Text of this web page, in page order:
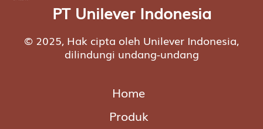
PT Unilever Indonesia
© 2025, Hak cipta oleh Unilever Indonesia,
dilindungi undang-undang
Home
Produk